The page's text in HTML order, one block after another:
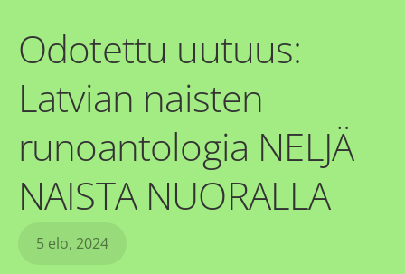
Odotettu uutuus:
Latvian naisten
runoantologia NELJÄ
NAISTA NUORALLA
5 elo, 2024